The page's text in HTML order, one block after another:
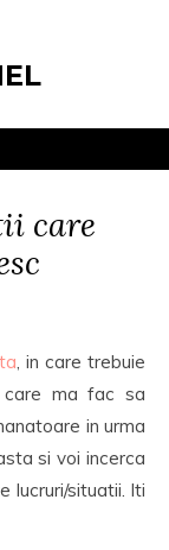
care
, in care trebuie
care ma fac sa
in urma
si voi incerca
lucruri/situatii. Iti